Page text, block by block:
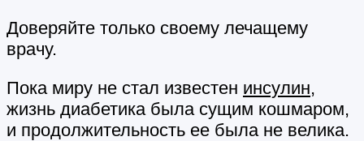
Доверяйте только своему лечащему
врачу.
Пока миру не стал известен инсулин,
жизнь диабетика была сущим кошмаром,
и продолжительность ее была не велика.